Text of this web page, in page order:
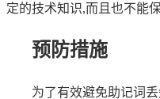
定的技术知识,而且也不能
预防措施
为了有效避免助记词